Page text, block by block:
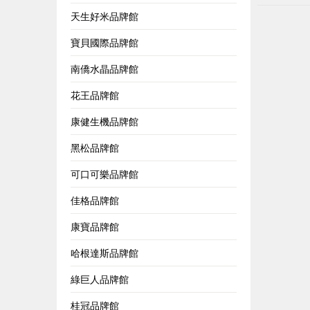
天生好米品牌館
寶貝國際品牌館
南僑水晶品牌館
花王品牌館
康健生機品牌館
黑松品牌館
可口可樂品牌館
佳格品牌館
康寶品牌館
哈根達斯品牌館
綠巨人品牌館
桂冠品牌館